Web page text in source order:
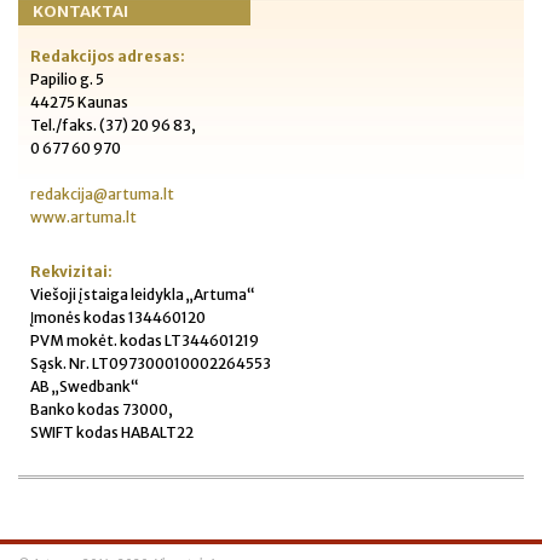
KONTAKTAI
Redakcijos adresas:
Papilio g. 5
44275 Kaunas
Tel./faks. (37) 20 96 83,
0 677 60 970
redakcija@artuma.lt
www.artuma.lt
Rekvizitai:
Viešoji įstaiga leidykla „Artuma“
Įmonės kodas 134460120
PVM mokėt. kodas LT344601219
Sąsk. Nr. LT097300010002264553
AB „Swedbank“
Banko kodas 73000,
SWIFT kodas HABALT22